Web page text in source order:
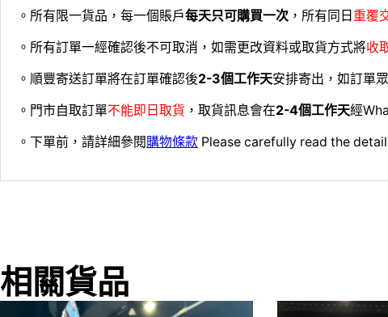
。所有限一貨品，每一個賬戶每天只可購買一次 ，所有同日 重覆
。所有訂單一經確認後不可取消，如需更改資料或取貨方式將收
。順豐寄送訂單將在訂單確認後2-3個工作天安排寄出，如訂單
。門市自取訂單不能即日取貨 ，取貨訊息會在2-4個工作天經
。下單前，請詳細參閱購物條款 Please carefully read the
相關貨品